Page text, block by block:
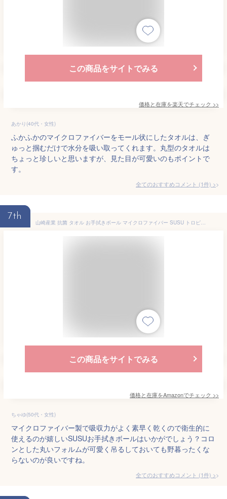
この商品をサイトでみる
価格と在庫を楽天でチェック >>
あかり(40代・女性)
ふかふかのマイクロファイバーをモール状にしたタオルは、ぎ
ゅっと掴むだけで水分を吸い取ってくれます。丸型のタオルは
ちょっと珍しいと思いますが、見た目が可愛いのもポイントで
す。
全てのおすすめコメント (1件) >
7th
山崎産業 抗菌 タオル お手拭きボール マイクロファイバー SUSU トロピカルピンク 147984
この商品をサイトでみる
価格と在庫をAmazonでチェック >>
ちゃゆ(50代・女性)
マイクロファイバー製で吸収力がよく素早く乾くので衛生的に
使えるのが嬉しいSUSUお手拭きボールはいかがでしょう？コロ
ンとした丸いフォルムが可愛く吊るしておいても野暮ったくな
らないのが良いですね。
全てのおすすめコメント (1件) >